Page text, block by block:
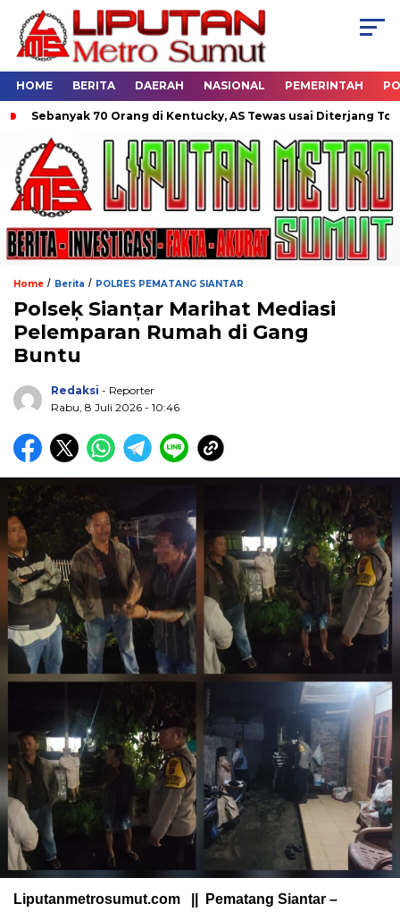
HOME BERITA DAERAH NASIONAL PEMERINTAH
70 Orang di Kentucky, AS Tewas usai Diterjang Tornado
Home / Berita / POLRES PEMATANG SIANTAR
Polseķ Sianțar Marihat Mediasi
Pelemparan Rumah di Gang
Buntu
Redaksi - Reporter
Rabu, 8 Juli 2026 - 10:46
Liputanmetrosumut.com || Pematang Siantar –